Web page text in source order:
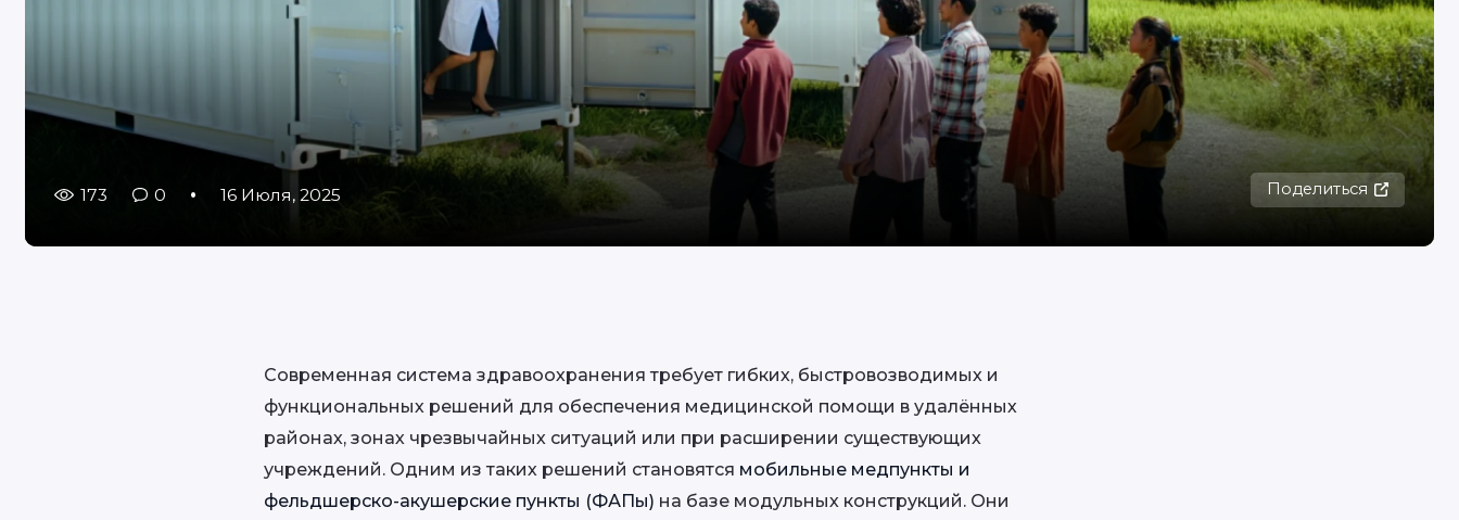
173 0 16 Июля, 2025 Поделиться
Современная система здравоохранения требует гибких, быстровозводимых и
функциональных решений для обеспечения медицинской помощи в удалённых
районах, зонах чрезвычайных ситуаций или при расширении существующих
учреждений. Одним из таких решений становятся мобильные медпункты и
фельдшерско-акушерские пункты (ФАПы) на базе модульных конструкций. Они